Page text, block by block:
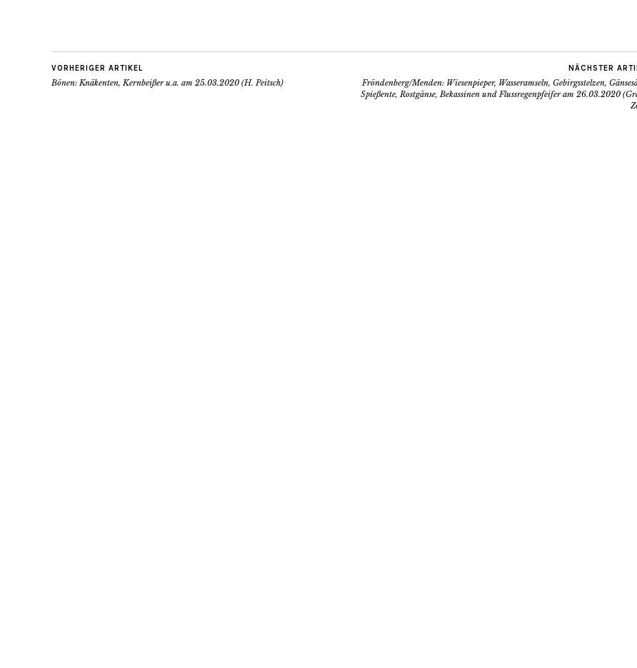
VORHERIGER ARTIKEL
Bönen: Knäkenten, Kernbeißer u.a. am 25.03.2020 (H. Peitsch)
NÄCHSTER
Fröndenberg/Menden: Wiesenpieper, Wasseramseln, Gebirgsstelzen,
Spießente, Rostgänse, Bekassinen und Flussregenpfeifer am 26.03.2020